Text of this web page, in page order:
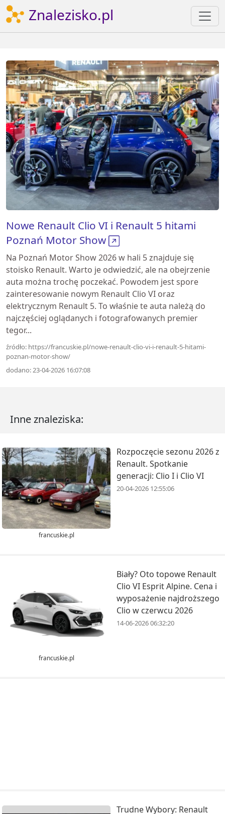
Znalezisko.pl
Nowe Renault Clio VI i Renault 5 hitami
Poznań Motor Show
Na Poznań Motor Show 2026 w hali 5 znajduje się
stoisko Renault. Warto je odwiedzić, ale na obejrzenie
auta można trochę poczekać. Powodem jest spore
zainteresowanie nowym Renault Clio VI oraz
elektrycznym Renault 5. To właśnie te auta należą do
najczęściej oglądanych i fotografowanych premier
tegor...
źródło: https://francuskie.pl/nowe-renault-clio-vi-i-renault-5-hitami-
poznan-motor-show/
dodano: 23-04-2026 16:07:08
Inne znaleziska:
francuskie.pl
Rozpoczęcie sezonu 2026 z
Renault. Spotkanie
generacji: Clio I i Clio VI
20-04-2026 12:55:06
francuskie.pl
Biały? Oto topowe Renault
Clio VI Esprit Alpine. Cena i
wyposażenie najdroższego
Clio w czerwcu 2026
14-06-2026 06:32:20
Trudne Wybory: Renault